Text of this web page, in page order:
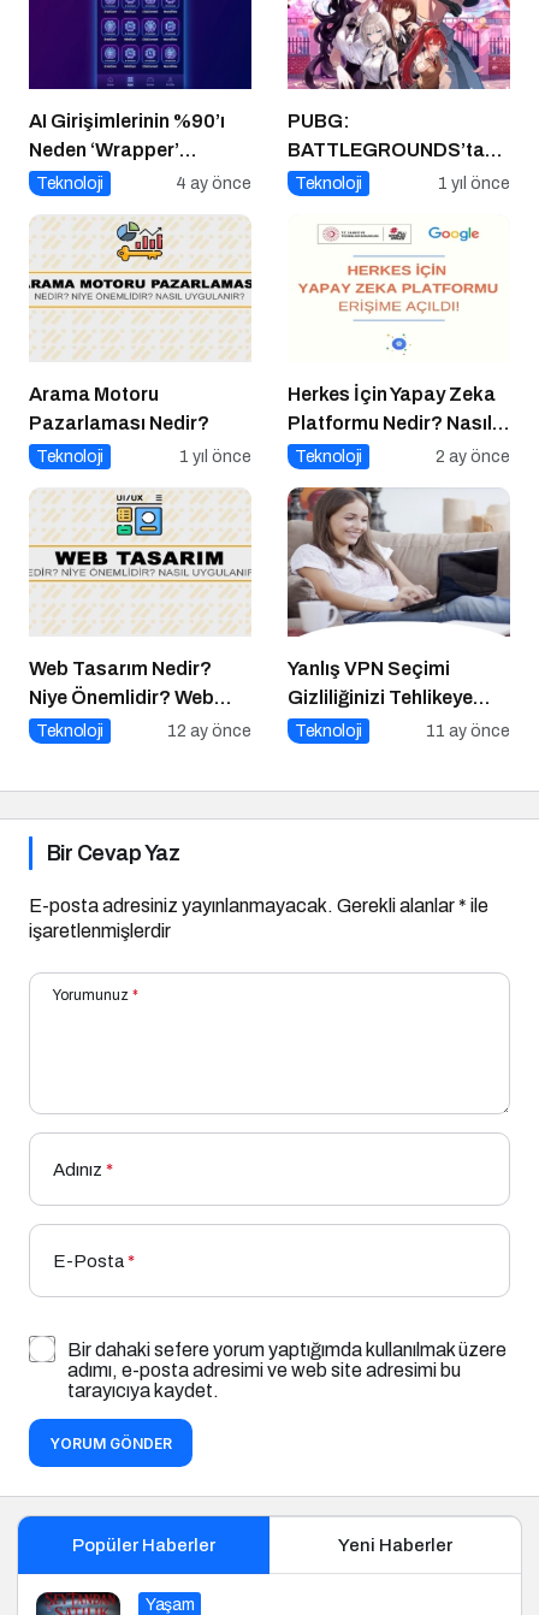
AI Girişimlerinin %90’ı
Neden ‘Wrapper’
Kalıyor?
Teknoloji 4 ay önce
PUBG:
BATTLEGROUNDS’tan
1 Nisan Şakası
Teknoloji 1 yıl önce
Arama Motoru
Pazarlaması Nedir?
Teknoloji 1 yıl önce
Herkes İçin Yapay Zeka
Platformu Nedir? Nasıl
Kullanılır?
Teknoloji 2 ay önce
Web Tasarım Nedir?
Niye Önemlidir? Web
Tasarım Nasıl Yapılır?
Teknoloji 12 ay önce
Yanlış VPN Seçimi
Gizliliğinizi Tehlikeye
Atabilir
Teknoloji 11 ay önce
Bir Cevap Yaz
E-posta adresiniz yayınlanmayacak. Gerekli alanlar* ile
işaretlenmişlerdir
Yorumunuz *
Adınız *
E-Posta*
Bir dahaki sefere yorum yaptığımda kullanılmak üzere
adımı, e-posta adresimi ve web site adresimi bu
tarayıcıya kaydet.
YORUM GÖNDER
Popüler Haberler Yeni Haberler
Yaşam